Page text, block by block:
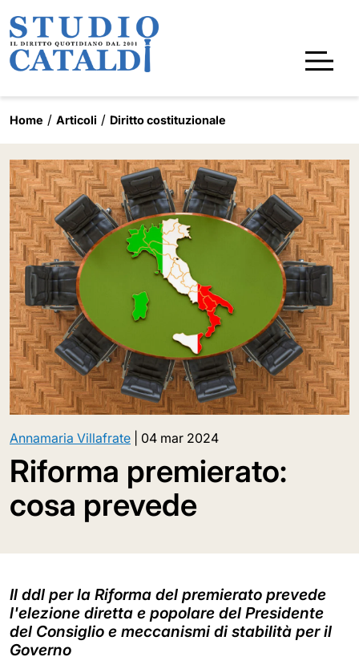
Home Articoli Diritto costituzionale
Annamaria Villafrate 04 mar 2024
Riforma premierato:
cosa prevede
Il ddl per la Riforma del premierato prevede
l'elezione diretta e popolare del Presidente
del Consiglio e meccanismi di stabilità per il
Governo